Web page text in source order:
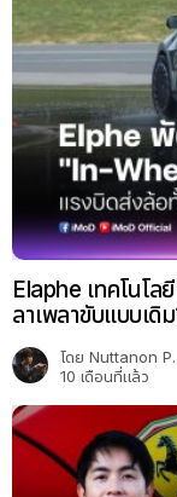
Elaphe เทคโนโล
ลาเพลาขับแบบเดิ
โดย Nuttanon P.
10 เดือนที่แล้ว